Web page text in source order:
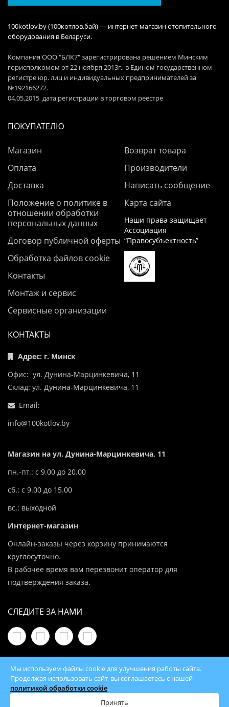
100kotlov.by (100котлов.бай) — интернет-магазин отопительного
оборудования в Беларуси.
Компания ООО "БЛК7" зарегистрирована решением Минским
горисполкомом от 22 ноября 2013г., в Едином государственном
регистре юр. лиц и индивидуальных предпринимателей за
№192166272.
04.05.2015 дата регистрации в торговом реестре
ПОКУПАТЕЛЮ
Магазин
Оплата
Доставка
Положение о политике в
отношении обработки
персональных данных
Договор публичной оферты
Обработка файлов cookie
Контакты
Монтаж и сервис
Сервисные организации
Возврат товара
Производители
Написать сообщение
Карта сайта
Наши права защищает
Ассоциация
“Правосубъектность”
КОНТАКТЫ
Адрес: г. Минск
Офис: ул. Дунина-Марцинкевича, 11
Склад: ул. Дунина-Марцинкевича, 11
Email:
info@100kotlov.by
Магазин на ул. Дунина-Марцинкевича, 11
пн.-пт.: с 9.00 до 20.00
сб.: с 9.00 до 15.00
вс.: выходной
Интернет-магазин
Онлайн-заказы через корзину принимаются
круглосуточно.
В рабочее время вам перезвонит оператор для
подтверждения заказа.
СЛЕДИТЕ ЗА НАМИ
© 2026 100Kotlov.by — продажа отопительного
оборудования с доставкой по всей Беларуси
Мы используем файлы cookie для улучшения работы сайта.
Продолжая использовать сайт, вы соглашаетесь с нашей
политикой обработки cookie.
Принять